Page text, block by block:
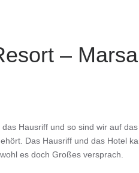
–
Hausriff und so sind wir auf
Das Hausriff und das Hotel
es doch Großes versprach.